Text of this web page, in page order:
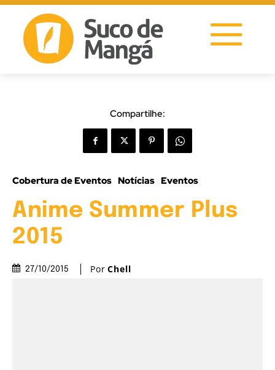
Compartilhe:
Cobertura de Eventos Notícias Eventos
Anime Summer Plus
2015
27/10/2015 Por Chell